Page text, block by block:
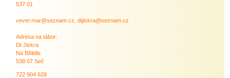
537 01
vever.mar@seznam.cz, dtjiskra@seznam.cz
Adresa na tábor:
Dt Jiskra
Na Bělidle
538 07 Seč
722 904 628